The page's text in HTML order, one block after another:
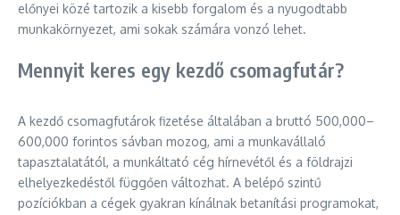
előnyei közé tartozik a kisebb forgalom és a nyugodtabb
munkakörnyezet, ami sokak számára vonzó lehet.
Mennyit keres egy kezdő csomagfutár?
A kezdő csomagfutárok fizetése általában a bruttó 500,000–
600,000 forintos sávban mozog, ami a munkavállaló
tapasztalatától, a munkáltató cég hírnevétől és a földrajzi
elhelyezkedéstől függően változhat. A belépő szintű
pozíciókban a cégek gyakran kínálnak betanítási programokat,